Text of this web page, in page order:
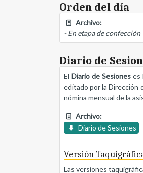
Orden del día
Archivo:
- En etapa de confección
Diario de
ElDiario de Sesiones es
editado por la Dirección
nómina mensual de la
Archivo:
Diario de Sesiones
Versión
Las versiones